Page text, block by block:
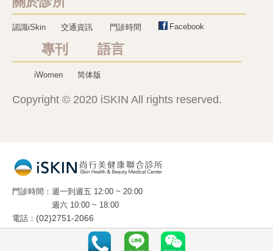
認識iSkin 交通資訊 門診時間 Facebook
專刊 語言
iWomen 简体版
Copyright © 2020 iSKIN All rights reserved.
門診時間
週一到週五 12:00 ~ 20:00
週六 10:00 ~ 18:00
電話
(02)2751-2066
10663 台北市光復南路 288 號 2 樓 之 5
(國父紀念館旁 . 麥當勞樓上)